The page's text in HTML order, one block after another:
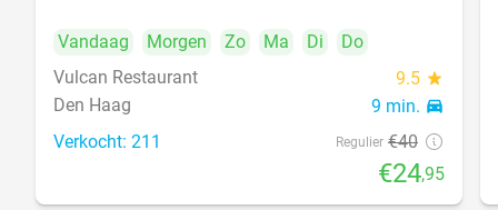
Vandaag Morgen Zo Ma Di
Do
Vulcan Restaurant
9.5 star
Den Haag 9 min. directions_car
Verkocht: 211 Regulier €40
€24,95